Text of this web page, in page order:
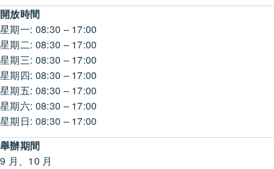
開放時間
星期一: 08:30 – 17:00
星期二: 08:30 – 17:00
星期三: 08:30 – 17:00
星期四: 08:30 – 17:00
星期五: 08:30 – 17:00
星期六: 08:30 – 17:00
星期日: 08:30 – 17:00
舉辦期間
9 月、10 月